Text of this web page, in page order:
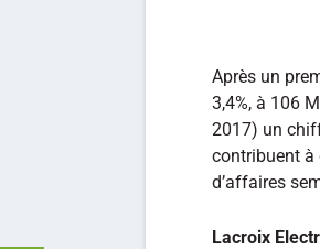
Après un
3,4%, à 106
2017) un
contribuent à
d’affaires
Lacroix